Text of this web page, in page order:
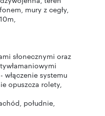
mury z cegły,
słonecznymi oraz
systemu
opuszcza rolety,
południe,